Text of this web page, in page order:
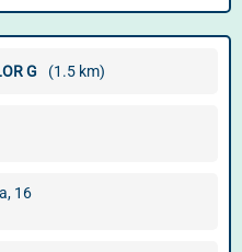
G (1.5 km)
16